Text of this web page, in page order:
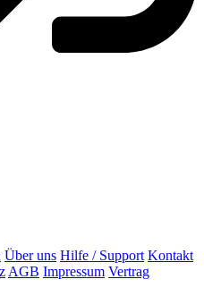
Über uns Hilfe / Support Kontakt
AGB Impressum Vertrag